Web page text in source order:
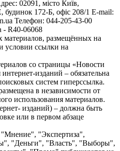
02091, місто Київ,
172-Б, офіс 208/1 E-mail:
Телефон: 044-205-43-00
- R40-06068
размещённых на
условии ссылки на
со страницы «Новости
изданий – обязательна
систем гиперссылка.
в независимости от
использования материалов.
изданий) – должна быть
или в первом абзаце
"Экспертиза",
"Деньги", "Власть", "Выборы",